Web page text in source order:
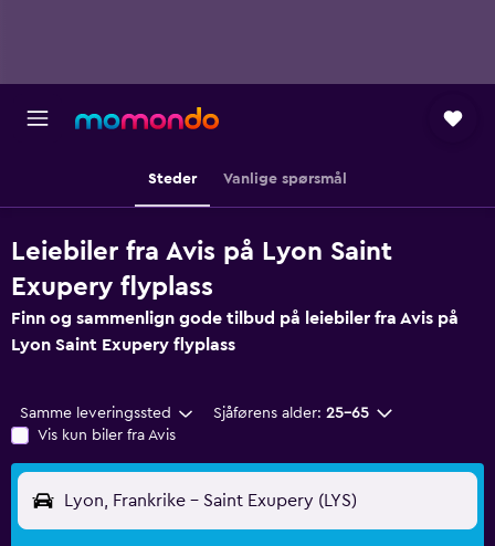
Steder Vanlige spørsmål
Leiebiler fra Avis på Lyon Saint
Exupery flyplass
Finn og sammenlign gode tilbud på leiebiler fra Avis på
Lyon Saint Exupery flyplass
Samme leveringssted Sjåførens alder: 25–65
Vis kun biler fra Avis
Lyon, Frankrike - Saint Exupery (LYS)